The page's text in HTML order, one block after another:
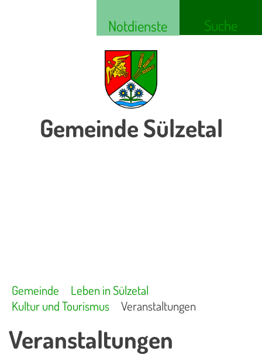
Notdienste Suche
Gemeinde Sülzetal
Gemeinde
Leben in Sülzetal
Kultur und Tourismus
Veranstaltungen
Veranstaltungen